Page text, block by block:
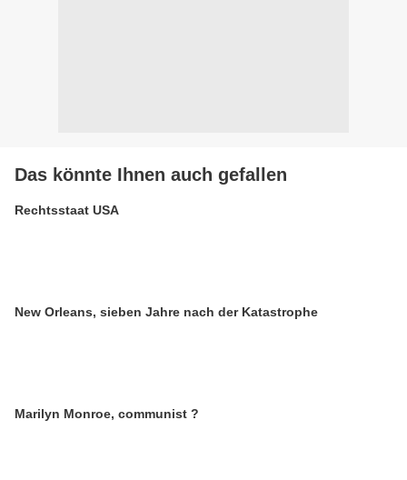
Das könnte Ihnen auch gefallen
Rechtsstaat USA
New Orleans, sieben Jahre nach der Katastrophe
Marilyn Monroe, communist ?